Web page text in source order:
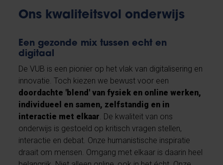
Ons kwaliteitsvol onderwijs
Een gezonde mix tussen echt en
digitaal
De VUB is een pionier op het vlak van digitalisering en
innovatie. Toch kiezen we bewust voor een
doordachte 'blend' van fysiek en online werken,
individueel en samen, zelfstandig en in
interactie met elkaar . De kwaliteit van ons
onderwijs is gestoeld op kritisch vragen stellen,
interactie en debat. Onze humanistische inspiratie
draait om mensen. Omgang met elkaar is daarin heel